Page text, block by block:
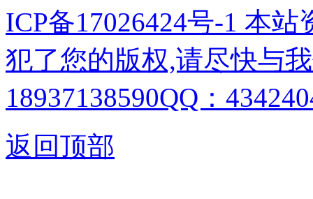
ICP备17026424号-1 本
犯了您的版权,请尽快与
18937138590QQ：
返回顶部